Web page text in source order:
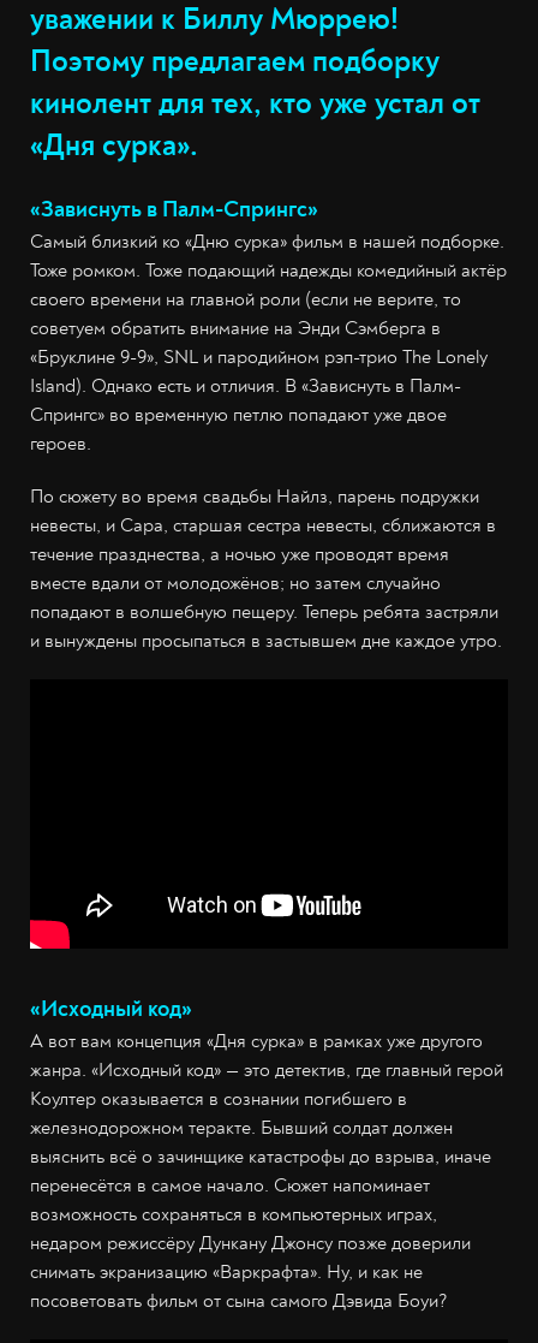
уважении к Биллу Мюррею!
Поэтому предлагаем подборку
кинолент для тех, кто уже устал от
«Дня сурка».
«Зависнуть в Палм-Спрингс»
Самый близкий ко «Дню сурка» фильм в нашей подборке.
Тоже ромком. Тоже подающий надежды комедийный актёр
своего времени на главной роли (если не верите, то
советуем обратить внимание на Энди Сэмберга в
«Бруклине 9-9», SNL и пародийном рэп-трио The Lonely
Island). Однако есть и отличия. В «Зависнуть в Палм-
Спрингс» во временную петлю попадают уже двое
героев.
По сюжету во время свадьбы Найлз, парень подружки
невесты, и Сара, старшая сестра невесты, сближаются в
течение празднества, а ночью уже проводят время
вместе вдали от молодожёнов; но затем случайно
попадают в волшебную пещеру. Теперь ребята застряли
и вынуждены просыпаться в застывшем дне каждое утро.
«Исходный код»
А вот вам концепция «Дня сурка» в рамках уже другого
жанра. «Исходный код» — это детектив, где главный герой
Коултер оказывается в сознании погибшего в
железнодорожном теракте. Бывший солдат должен
выяснить всё о зачинщике катастрофы до взрыва, иначе
перенесётся в самое начало. Сюжет напоминает
возможность сохраняться в компьютерных играх,
недаром режиссёру Дункану Джонсу позже доверили
снимать экранизацию «Варкрафта». Ну, и как не
посоветовать фильм от сына самого Дэвида Боуи?